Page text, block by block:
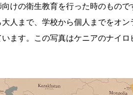
けの衛生教育を行った時のもので
人まで、学校から個人までをオ
ます。この写真はケニアのナイ